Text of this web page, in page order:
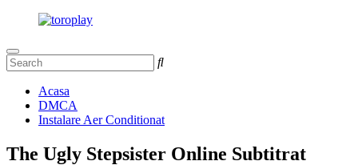
Acasa
DMCA
Instalare Aer Conditionat
The Ugly Stepsister Online Subtitrat